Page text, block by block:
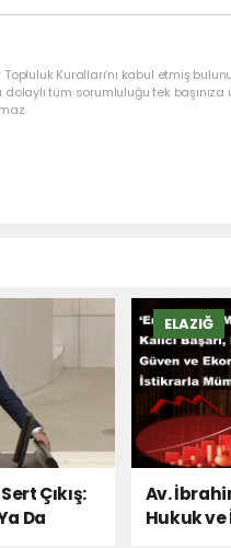
Kuralları’nı kabul etmiş
tüm sorumluluğu tek
Çıkış:
Da
ELAZIĞ
Av.
Hukuk